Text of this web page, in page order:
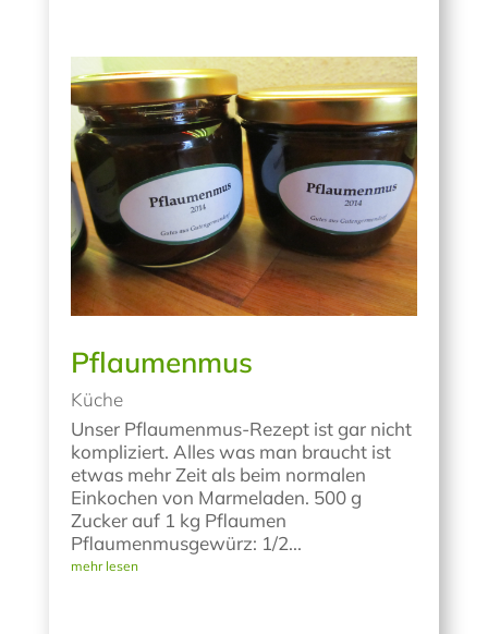
Pflaumenmus
Küche
Unser Pflaumenmus-Rezept ist gar nicht
kompliziert. Alles was man braucht ist
etwas mehr Zeit als beim normalen
Einkochen von Marmeladen. 500 g
Zucker auf 1 kg Pflaumen
Pflaumenmusgewürz: 1/2...
mehr lesen